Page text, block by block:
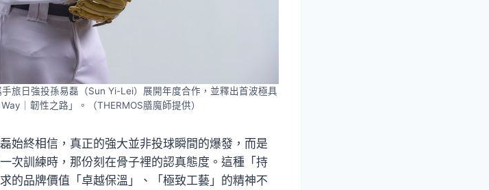
旅日強投孫易磊（Sun Yi-Lei）展開年度合作，並釋出首波極具
｜韌性之路」。（THERMOS膳魔師提供）
始終相信，真正的強大並非投球瞬間的爆發，而是
次訓練時，那份刻在骨子裡的認真態度。這種「持
的品牌價值「卓越保溫」、「極致工藝」的精神不